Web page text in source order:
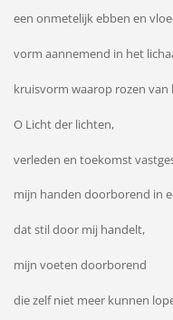
een onmetelijk ebben en
vorm aannemend in het
kruisvorm waarop rozen
O Licht der lichten,
verleden en toekomst
mijn handen doorborend in
dat stil door mij handelt,
mijn voeten doorborend
die zelf niet meer kunnen